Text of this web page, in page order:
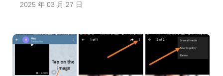
2025 年 03 月 27 日